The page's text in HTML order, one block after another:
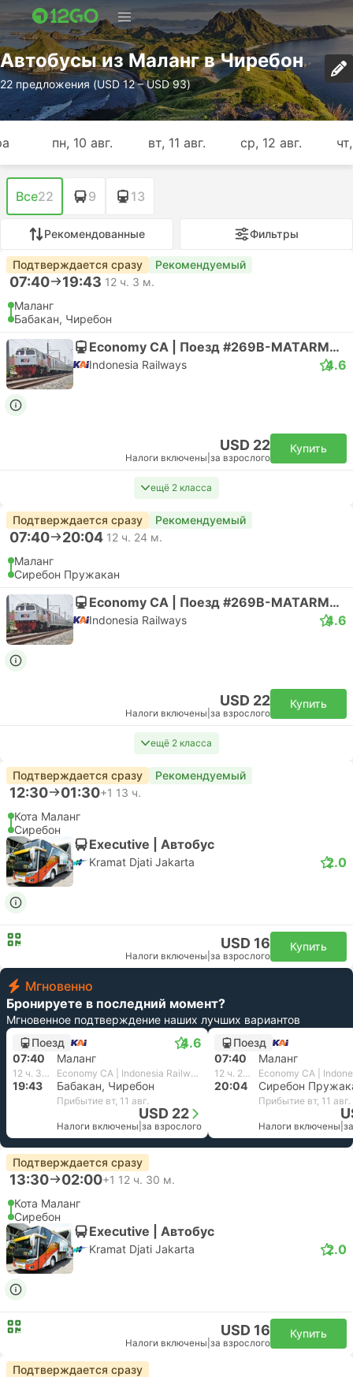
Автобусы из Маланг в Чиребон
22 предложения (USD 12 – USD 93)
пн, 10 авг. вт, 11 авг. ср, 12 авг.
Все22 9 13
Рекомендованные Фильтры
Подтверждается сразу Рекомендуемый
07:40 19:43 12 ч. 3 м.
Маланг
Бабакан, Чиребон
Economy CA | Поезд #269B-MATARMAJA
Indonesia Railways 4.6
USD 22
Налоги включены за взрослого
Купить
ещё 2 класса
Подтверждается сразу Рекомендуемый
07:40 20:04 12 ч. 24 м.
Маланг
Сиребон Пружакан
Economy CA | Поезд #269B-MATARMAJA
Indonesia Railways 4.6
USD 22
Налоги включены за взрослого
Купить
ещё 2 класса
Подтверждается сразу Рекомендуемый
12:30 01:30+1 13 ч.
Кота Маланг
Сиребон
Executive | Автобус
Kramat Djati Jakarta 2.0
USD 16
Налоги включены за взрослого
Купить
Мгновенно
Бронируете в последний момент?
Мгновенное подтверждение наших лучших вариантов
Поезд
4.6
07:40 Маланг
12 ч. 3 м. Economy CA | Indonesia Railways
19:43 Бабакан, Чиребон
Прибытие вт, 11 авг.
USD 22
Налоги включены за взрослого
Поезд
07:40
Маланг
12 ч. 24 м.
20:04 Сиребон
Прибытие вт, 11 авг.
Налоги включены
Подтверждается сразу
13:30 02:00+1 12 ч. 30 м.
Кота Маланг
Сиребон
Executive | Автобус
Kramat Djati Jakarta 2.0
USD 16
Налоги включены за взрослого
Купить
Подтверждается сразу